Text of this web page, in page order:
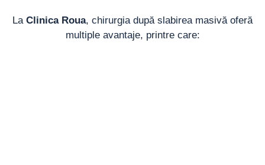
La Clinica Roua, chirurgia după slabirea masivă oferă
multiple avantaje, printre care: